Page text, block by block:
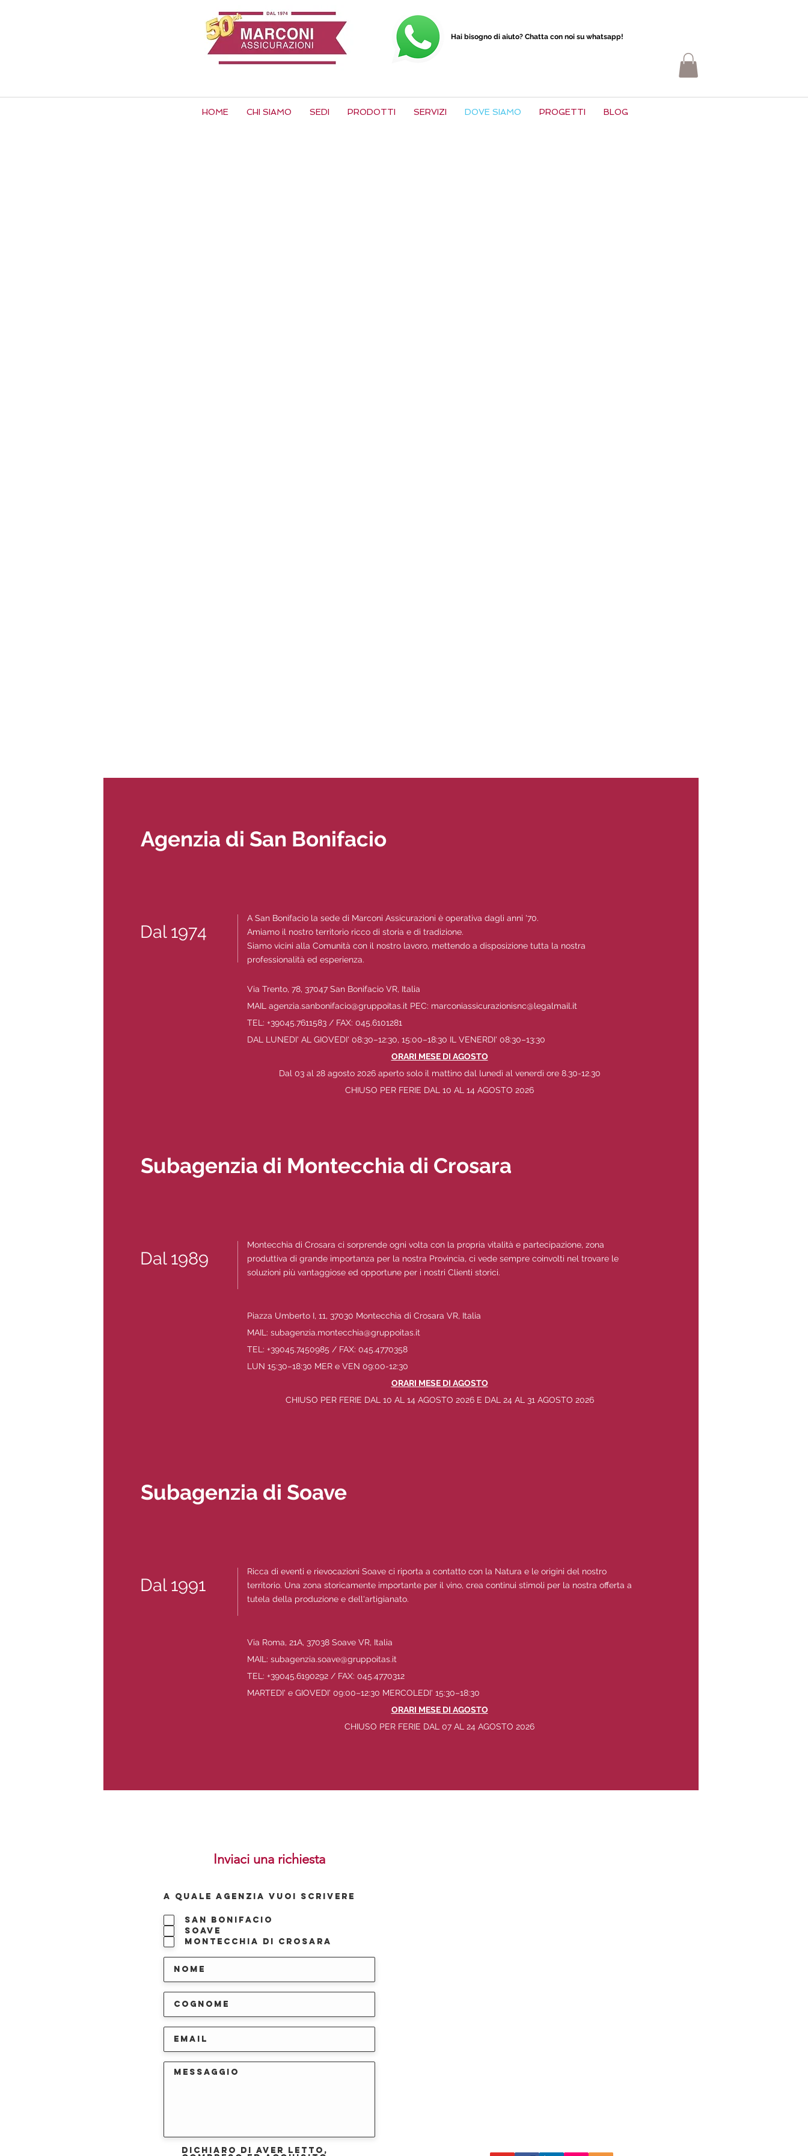
Hai bisogno di aiuto? Chatta con noi su whatsapp!
HOME CHI SIAMO SEDI PRODOTTI SERVIZI DOVE SIAMO PROGETTI BLOG
Agenzia di San Bonifacio
Dal 1974
A San Bonifacio la sede di Marconi Assicurazioni è operativa dagli anni '70.
Amiamo il nostro territorio ricco di storia e di tradizione.
Siamo vicini alla Comunità con il nostro lavoro, mettendo a disposizione tutta la nostra
professionalità ed esperienza.
Via Trento, 78, 37047 San Bonifacio VR, Italia
MAIL agenzia.sanbonifacio@gruppoitas.it PEC: marconiassicurazionisnc@legalmail.it
TEL: +39045.7611583 / FAX: 045.6101281
DAL LUNEDI' AL GIOVEDI' 08:30–12:30, 15:00–18:30 IL VENERDI' 08:30–13:30
ORARI MESE DI AGOSTO
Dal 03 al 28 agosto 2026 aperto solo il mattino dal lunedì al venerdì ore 8.30-12.30
CHIUSO PER FERIE DAL 10 AL 14 AGOSTO 2026
Subagenzia di Montecchia di Crosara
Dal 1989
Montecchia di Crosara ci sorprende ogni volta con la propria vitalità e partecipazione, zona
produttiva di grande importanza per la nostra Provincia, ci vede sempre coinvolti nel trovare le
soluzioni più vantaggiose ed opportune per i nostri Clienti storici.
Piazza Umberto I, 11, 37030 Montecchia di Crosara VR, Italia
MAIL: subagenzia.montecchia@gruppoitas.it
TEL: +39045.7450985 / FAX: 045.4770358
LUN 15:30–18:30 MER e VEN 09:00-12:30
ORARI MESE DI AGOSTO
CHIUSO PER FERIE DAL 10 AL 14 AGOSTO 2026 E DAL 24 AL 31 AGOSTO 2026
Subagenzia di Soave
Dal 1991
Ricca di eventi e rievocazioni Soave ci riporta a contatto con la Natura e le origini del nostro
territorio. Una zona storicamente importante per il vino, crea continui stimoli per la nostra offerta a
tutela della produzione e dell'artigianato.
Via Roma, 21A, 37038 Soave VR, Italia
MAIL: subagenzia.soave@gruppoitas.it
TEL: +39045.6190292 / FAX: 045.4770312
MARTEDI' e GIOVEDI' 09:00–12:30 MERCOLEDI' 15:30–18:30
ORARI MESE DI AGOSTO
CHIUSO PER FERIE DAL 07 AL 24 AGOSTO 2026
Inviaci una richiesta
A QUALE AGENZIA VUOI SCRIVERE
San Bonifacio
Soave
Montecchia di Crosara
Dichiaro di aver letto,